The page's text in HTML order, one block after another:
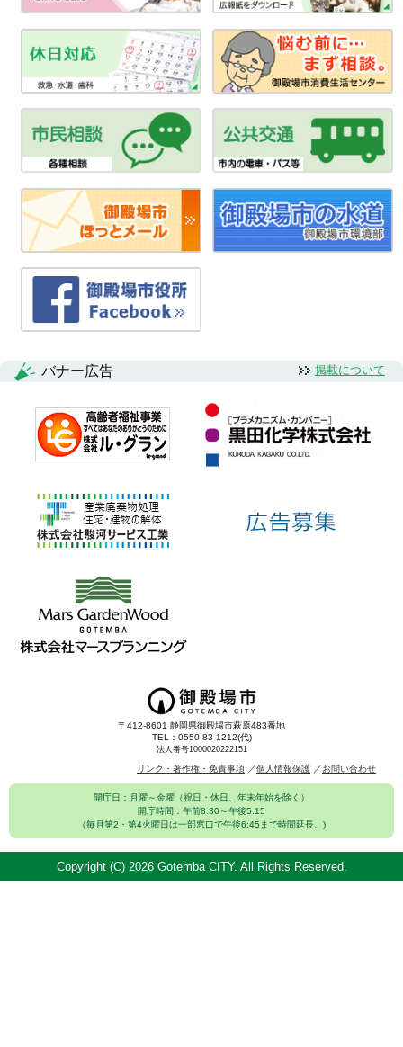
バナー広告 掲載について
〒412-8601 静岡県御殿場市萩原483番地
TEL：0550-83-1212(代)
法人番号1000020222151
リンク・著作権・免責事項 個人情報保護 お問い合わせ
開庁日：月曜～金曜（祝日・休日、年末年始を除く）
開庁時間：午前8:30～午後5:15
（毎月第2・第4火曜日は一部窓口で午後6:45まで時間延長。)
Copyright (C) 2026 Gotemba CITY. All Rights Reserved.